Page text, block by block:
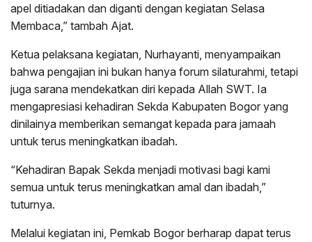
apel ditiadakan dan diganti dengan kegiatan Selasa
Membaca,” tambah Ajat.
Ketua pelaksana kegiatan, Nurhayanti, menyampaikan
bahwa pengajian ini bukan hanya forum silaturahmi, tetapi
juga sarana mendekatkan diri kepada Allah SWT. Ia
mengapresiasi kehadiran Sekda Kabupaten Bogor yang
dinilainya memberikan semangat kepada para jamaah
untuk terus meningkatkan ibadah.
“Kehadiran Bapak Sekda menjadi motivasi bagi kami
semua untuk terus meningkatkan amal dan ibadah,”
tuturnya.
Melalui kegiatan ini, Pemkab Bogor berharap dapat terus